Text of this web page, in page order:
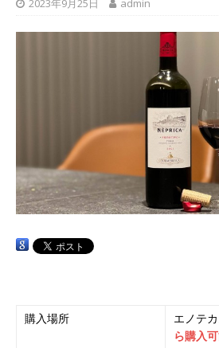
2023年9月25日 admin
購入場所 エノテ
ら購入